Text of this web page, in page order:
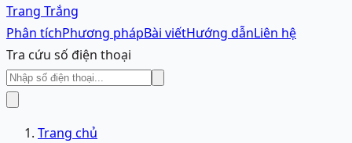
Trang Trắng
Phân tíchPhương phápBài viếtHướng dẫnLiên hệ
Tra cứu số điện thoại
Trang chủ